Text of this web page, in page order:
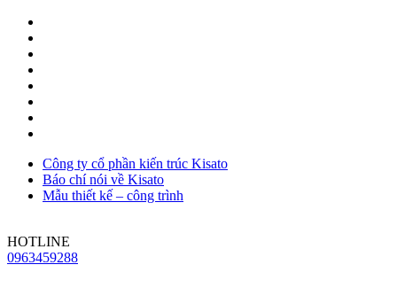
Công ty cổ phần kiến trúc Kisato
Báo chí nói về Kisato
Mẫu thiết kế – công trình
HOTLINE
0963459288